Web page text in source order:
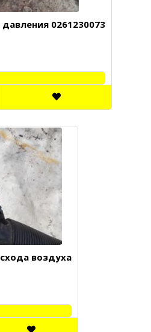
0261230073
воздуха